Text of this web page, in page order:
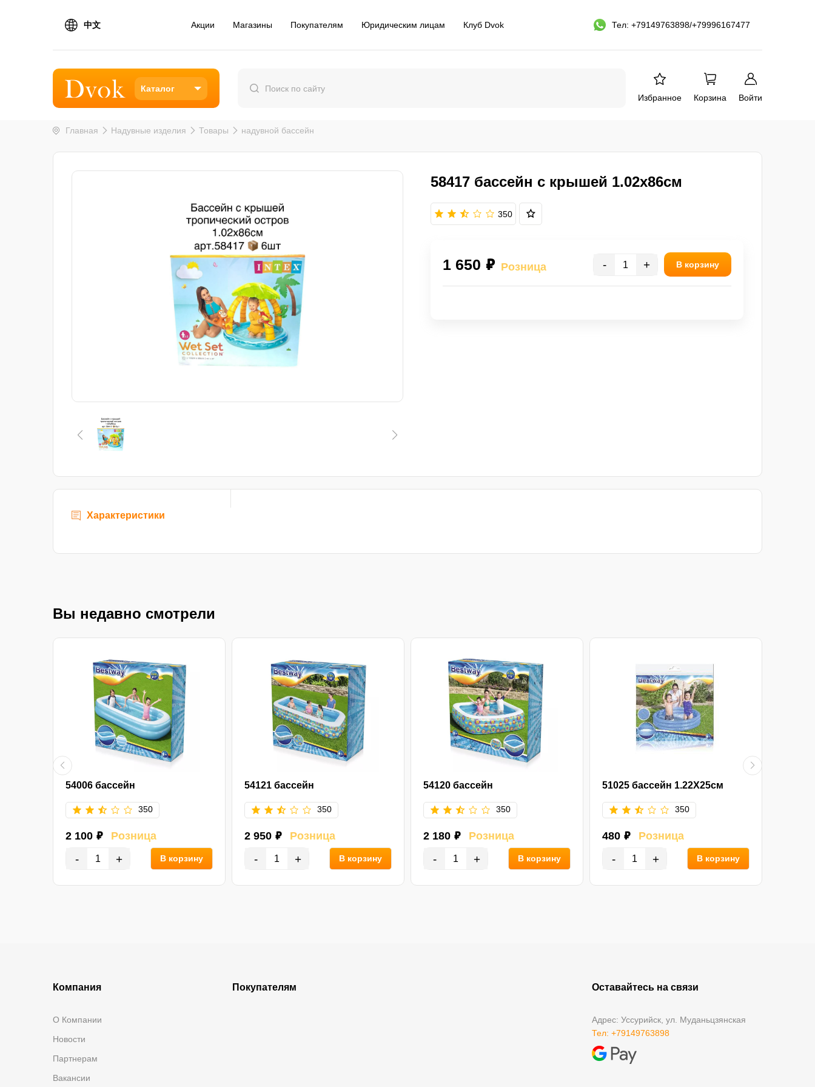
中文 Акции Магазины Покупателям Юридическим лицам Клуб Dvok Тел: +79149763898/+79996167477
Каталог
Избранное
Корзина Войти
Главная Надувные изделия Товары надувной бассейн
58417 бассейн с крышей 1.02х86см
350
1 650 ₽ Розница - + В корзину
Характеристики
Вы недавно смотрели
54006 бассейн
350
2 100 ₽ Розница
- + В корзину
54121 бассейн
350
2 950 ₽ Розница
- + В корзину
54120 бассейн
350
2 180 ₽ Розница
- + В корзину
51025 бассейн 1.22Х25см
350
480 ₽ Розница
- + В корзину
Компания
О Компании
Новости
Партнерам
Вакансии
Покупателям Оставайтесь на связи
Адрес: Уссурийск, ул. Муданьцзянская
Тел: +79149763898